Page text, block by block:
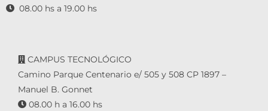
08.00 hs a 19.00 hs
CAMPUS TECNOLÓGICO
Camino Parque Centenario e/ 505 y 508 CP 1897 –
Manuel B. Gonnet
08.00 h a 16.00 hs